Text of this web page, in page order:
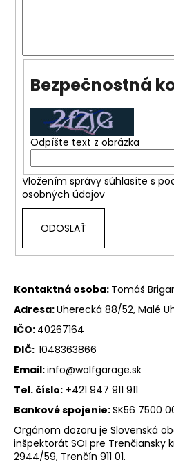
Bezpečnostná
Odpíšte text z obrázka
Vložením správy súhlasíte s
osobných údajov
ODOSLAŤ
Kontaktná osoba: Tomáš
Adresa:Uherecká 88/52, Malé
IČO: 40267164
DIČ: 1048363866
Email:info@wolfgarage.sk
Tel. číslo: +421 947 911 911
Bankové spojenie:SK56 7500
Orgánom dozoru je Slovenská
inšpektorát SOI pre Trenčiansky
2944/59, Trenčín 911 01.
?
O
d
o
r
ú
č
a
m
e